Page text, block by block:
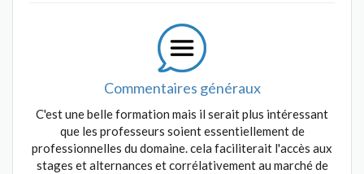
Commentaires généraux
C'est une belle formation mais il serait plus intéressant
que les professeurs soient essentiellement de
professionnelles du domaine. cela faciliterait l'accès aux
stages et alternances et corrélativement au marché de